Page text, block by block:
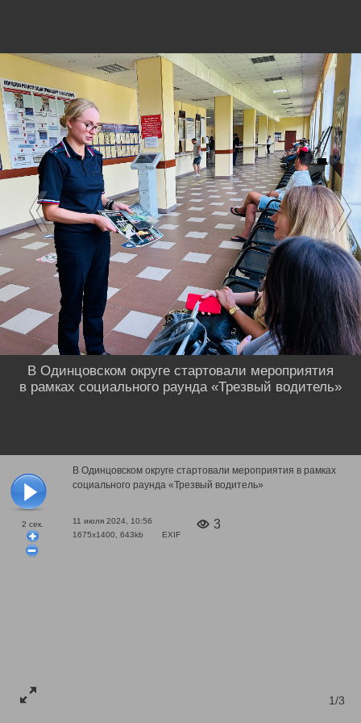
2 сек.
В Одинцовском округе стартовали мероприятия в рамках
социального раунда «Трезвый водитель»
11 июля 2024, 10:56
1675x1400, 643kb
EXIF
3
1/3
В Одинцовском округе стартовали мероприятия
в рамках социального раунда «Трезвый водитель»